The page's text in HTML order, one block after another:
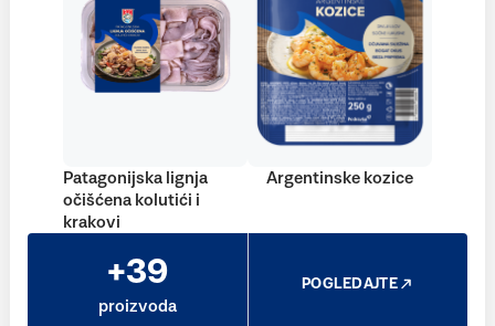
Patagonijska lignja
očišćena kolutići i
krakovi
Argentinske kozice
+39
proizvoda
POGLEDAJTE